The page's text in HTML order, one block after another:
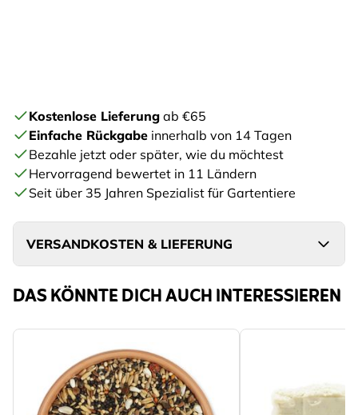
Kostenlose Lieferung ab €65
Einfache Rückgabe innerhalb von 14 Tagen
Bezahle jetzt oder später, wie du möchtest
Hervorragend bewertet in 11 Ländern
Seit über 35 Jahren Spezialist für Gartentiere
VERSANDKOSTEN & LIEFERUNG
DAS KÖNNTE DICH AUCH INTERESSIEREN